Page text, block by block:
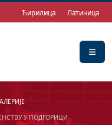
Ћирилица Латиница
У ПОДГОРИЦИ